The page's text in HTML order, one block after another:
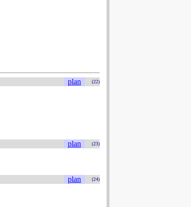
plan (22)
plan (23)
plan (24)